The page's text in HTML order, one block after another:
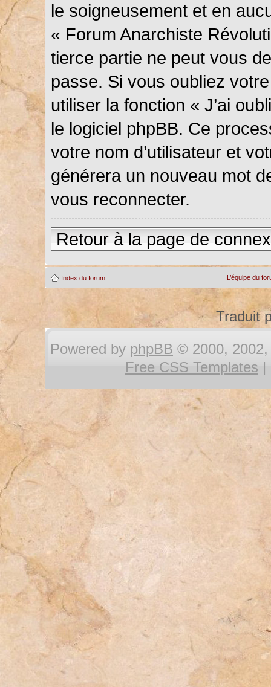
le soigneusement et en
« Forum Anarchiste
tierce partie ne peut vous
passe. Si vous oubliez
utiliser la fonction « J’ai
le logiciel phpBB. Ce
votre nom d’utilisateur et
générera un nouveau mot
vous reconnecter.
Retour à la page de
Index du forum L’équipe du
Traduit
Powered by phpBB © 2000, 2002,
Free CSS Templates |